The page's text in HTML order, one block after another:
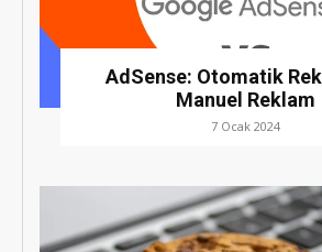
AdSense: Otomatik
Manuel Reklam
7 Ocak 2024